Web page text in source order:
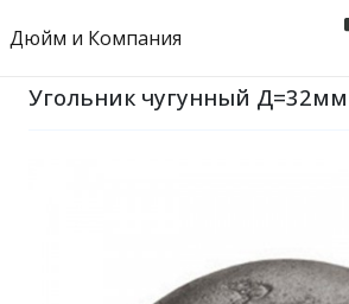
Дюйм и Компания
Угольник чугунный Д=32мм